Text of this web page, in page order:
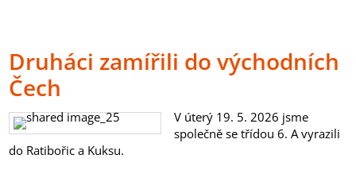
Druháci zamířili do východních
Čech
V úterý 19. 5. 2026 jsme
společně se třídou 6. A vyrazili
do Ratibořic a Kuksu.